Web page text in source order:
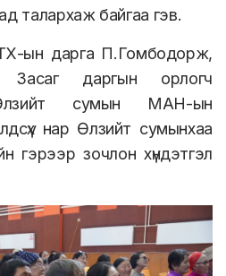
талархаж байгаа гэв.
ын дарга П.Гомбодорж,
Засаг даргын орлогч
сумын МАН-ын
нар Өлзийт сумынхаа
гэрээр зочлон хүндэтгэл